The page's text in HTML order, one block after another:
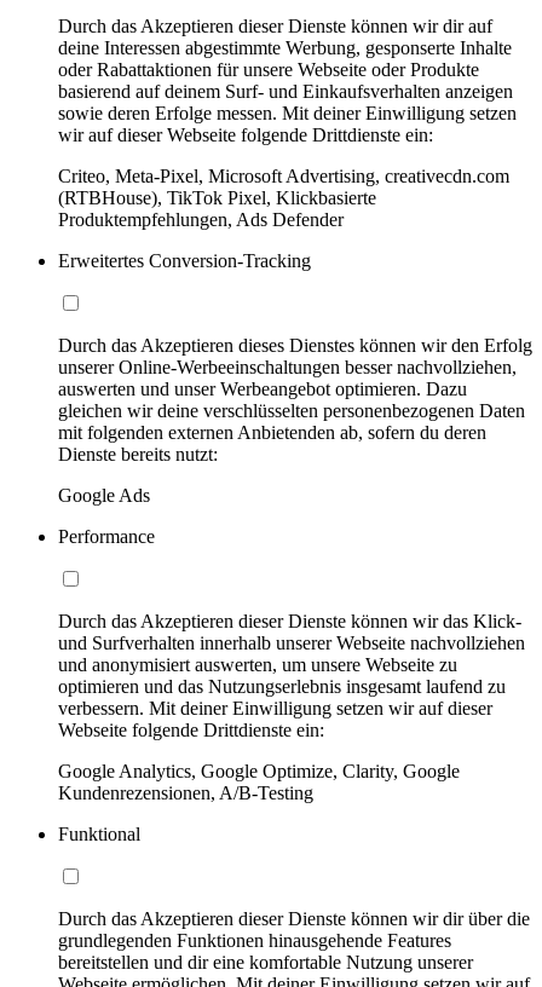
Durch das Akzeptieren dieser Dienste können wir dir auf
deine Interessen abgestimmte Werbung, gesponserte Inhalte
oder Rabattaktionen für unsere Webseite oder Produkte
basierend auf deinem Surf- und Einkaufsverhalten anzeigen
sowie deren Erfolge messen. Mit deiner Einwilligung setzen
wir auf dieser Webseite folgende Drittdienste ein:
Criteo, Meta-Pixel, Microsoft Advertising, creativecdn.com
(RTBHouse), TikTok Pixel, Klickbasierte
Produktempfehlungen, Ads Defender
Erweitertes Conversion-Tracking
Durch das Akzeptieren dieses Dienstes können wir den Erfolg
unserer Online-Werbeeinschaltungen besser nachvollziehen,
auswerten und unser Werbeangebot optimieren. Dazu
gleichen wir deine verschlüsselten personenbezogenen Daten
mit folgenden externen Anbietenden ab, sofern du deren
Dienste bereits nutzt:
Google Ads
Performance
Durch das Akzeptieren dieser Dienste können wir das Klick-
und Surfverhalten innerhalb unserer Webseite nachvollziehen
und anonymisiert auswerten, um unsere Webseite zu
optimieren und das Nutzungserlebnis insgesamt laufend zu
verbessern. Mit deiner Einwilligung setzen wir auf dieser
Webseite folgende Drittdienste ein:
Google Analytics, Google Optimize, Clarity, Google
Kundenrezensionen, A/B-Testing
Funktional
Durch das Akzeptieren dieser Dienste können wir dir über die
grundlegenden Funktionen hinausgehende Features
bereitstellen und dir eine komfortable Nutzung unserer